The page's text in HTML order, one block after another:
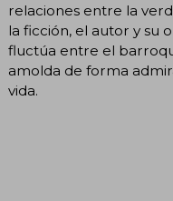
relaciones entre la
la ficción, el autor y su
fluctúa entre el
amolda de forma
vida.